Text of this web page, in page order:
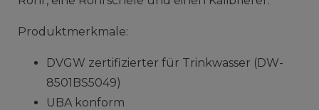
Produktmerkmale:
DVGW zertifizierter für Trinkwasser (DW-
8501BS5049)
UBA konform